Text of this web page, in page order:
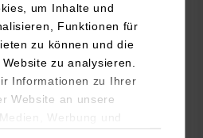
um Inhalte und
Funktionen für
zu können und die
zu analysieren.
Informationen zu Ihrer
Website an unsere
Werbung und
Antriebe, moderne
Fahrzeugkonzepte für
und…